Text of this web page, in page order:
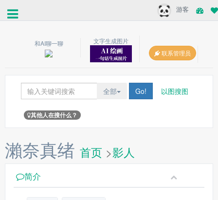
游客
和AI聊一聊
文字生成图片
联系管理员
全部 Go! 以图搜图
其他人在搜什么？
瀨奈真绪 首页 >影人
简介